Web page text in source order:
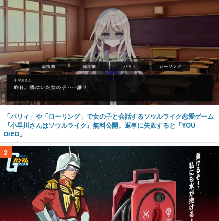
「パリィ」や「ローリング」で女の子と会話するソウルライク恋愛ゲーム
『小早川さんはソウルライク』無料公開。返事に失敗すると「YOU
DIED」
2